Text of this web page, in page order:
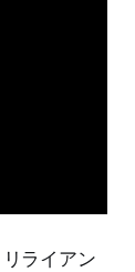
ライアン